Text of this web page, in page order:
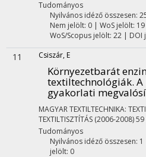
Tudományos
Nyilvános idéző összesen:
Nem jelölt: 0 | WoS jelölt:
WoS/Scopus jelölt: 22 | DOI
11 Csiszár, E
Környezetbarát
textiltechnológiák.
gyakorlati
MAGYAR TEXTILTECHNIKA:
TEXTILTISZTÍTÁS (2006-2008)59
Tudományos
Nyilvános idéző összesen: 1
jelölt: 0